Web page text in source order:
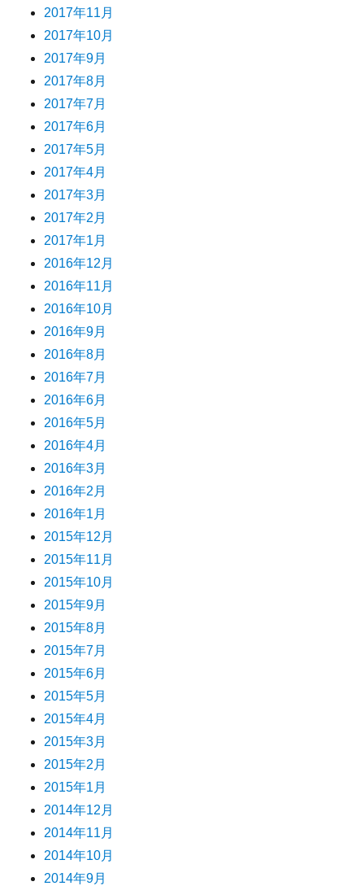
2017年11月
2017年10月
2017年9月
2017年8月
2017年7月
2017年6月
2017年5月
2017年4月
2017年3月
2017年2月
2017年1月
2016年12月
2016年11月
2016年10月
2016年9月
2016年8月
2016年7月
2016年6月
2016年5月
2016年4月
2016年3月
2016年2月
2016年1月
2015年12月
2015年11月
2015年10月
2015年9月
2015年8月
2015年7月
2015年6月
2015年5月
2015年4月
2015年3月
2015年2月
2015年1月
2014年12月
2014年11月
2014年10月
2014年9月